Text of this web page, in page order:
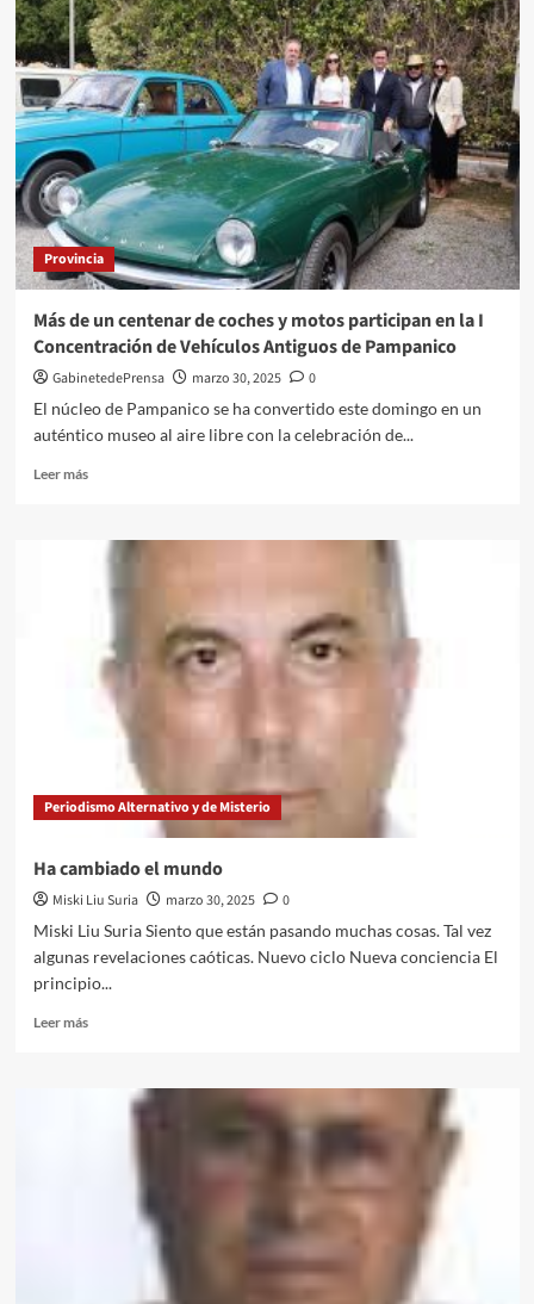
en
el
cribado
de
cáncer
de
colon,
una
decisión
que
puede
salvarte
la
Provincia
Más de un centenar de coches y motos participan en la I
Concentración de Vehículos Antiguos de Pampanico
GabinetedePrensa marzo 30, 2025
0
El núcleo de Pampanico se ha convertido este domingo en un
auténtico museo al aire libre con la celebración de...
Leer másLeer
Más
coches
motos
participan
Concentración
Antiguos
de
Pampanico
Periodismo Alternativo y de Misterio
Ha cambiado el mundo
Miski Liu Suria marzo 30, 2025
0
Miski Liu Suria Siento que están pasando muchas cosas. Tal vez
algunas revelaciones caóticas. Nuevo ciclo Nueva conciencia El
principio...
Leer másLeer
cambiado